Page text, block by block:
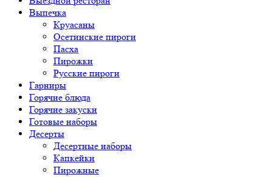
Выпечка
Круасаны
Осетинские пироги
Пасха
Пирожки
Русские пироги
Гарниры
Горячие блюда
Горячие закуски
Готовые наборы
Десерты
Десертные наборы
Капкейки
Пирожные